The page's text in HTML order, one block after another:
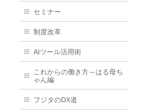
セミナー
制度改革
AIツール活用術
これからの働き方～はる母ち
ゃん編
フジタのDX道